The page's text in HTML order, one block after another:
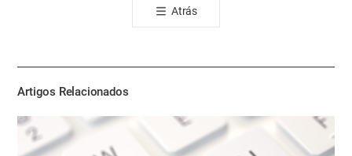
공
기
Atrás
Artigos Relacionados